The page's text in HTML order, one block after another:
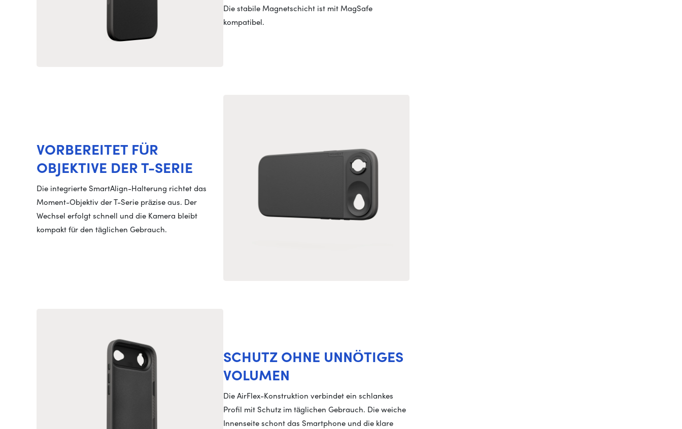
Die stabile Magnetschicht ist mit MagSafe
kompatibel.
VORBEREITET FÜR
OBJEKTIVE DER T-SERIE
Die integrierte SmartAlign-Halterung richtet das
Moment-Objektiv der T-Serie präzise aus. Der
Wechsel erfolgt schnell und die Kamera bleibt
kompakt für den täglichen Gebrauch.
SCHUTZ OHNE UNNÖTIGES
VOLUMEN
Die AirFlex-Konstruktion verbindet ein schlankes
Profil mit Schutz im täglichen Gebrauch. Die weiche
Innenseite schont das Smartphone und die klare